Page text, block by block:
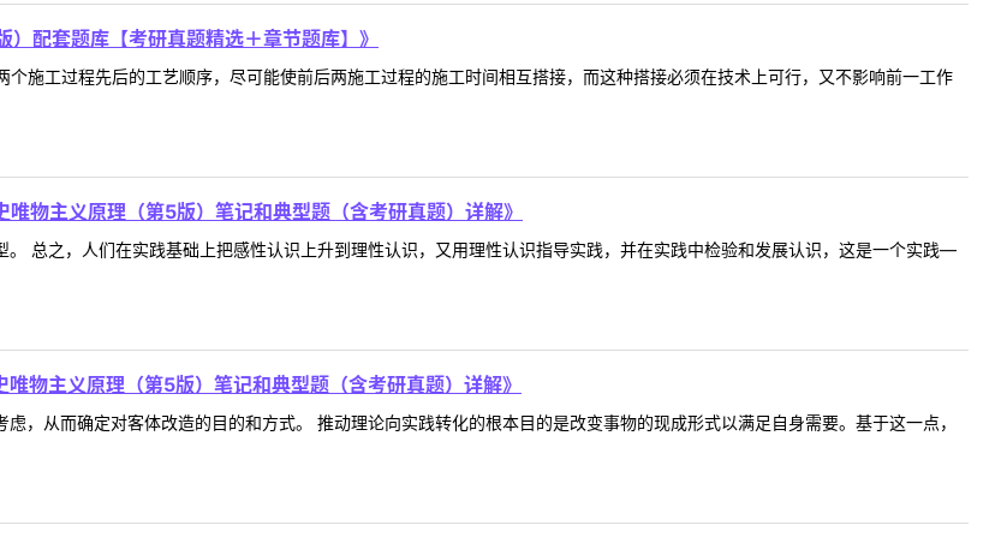
配套题库【考研真题精选＋章节题库】》
施工过程先后的工艺顺序，尽可能使前后两施工过程的施工时间相互搭接，而这种搭接必须在技术上可行，又不影响前一工作
物主义原理（第5版）笔记和典型题（含考研真题）详解》
总之，人们在实践基础上把感性认识上升到理性认识，又用理性认识指导实践，并在实践中检验和发展认识，这是一个实践—
物主义原理（第5版）笔记和典型题（含考研真题）详解》
，从而确定对客体改造的目的和方式。 推动理论向实践转化的根本目的是改变事物的现成形式以满足自身需要。基于这一点，